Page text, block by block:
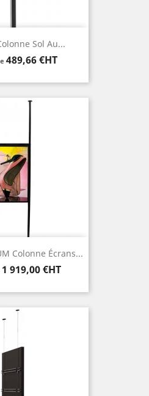
Sol Au...
Prix
489,66 €HT
Colonne Écrans...
Prix
1 919,00 €HT